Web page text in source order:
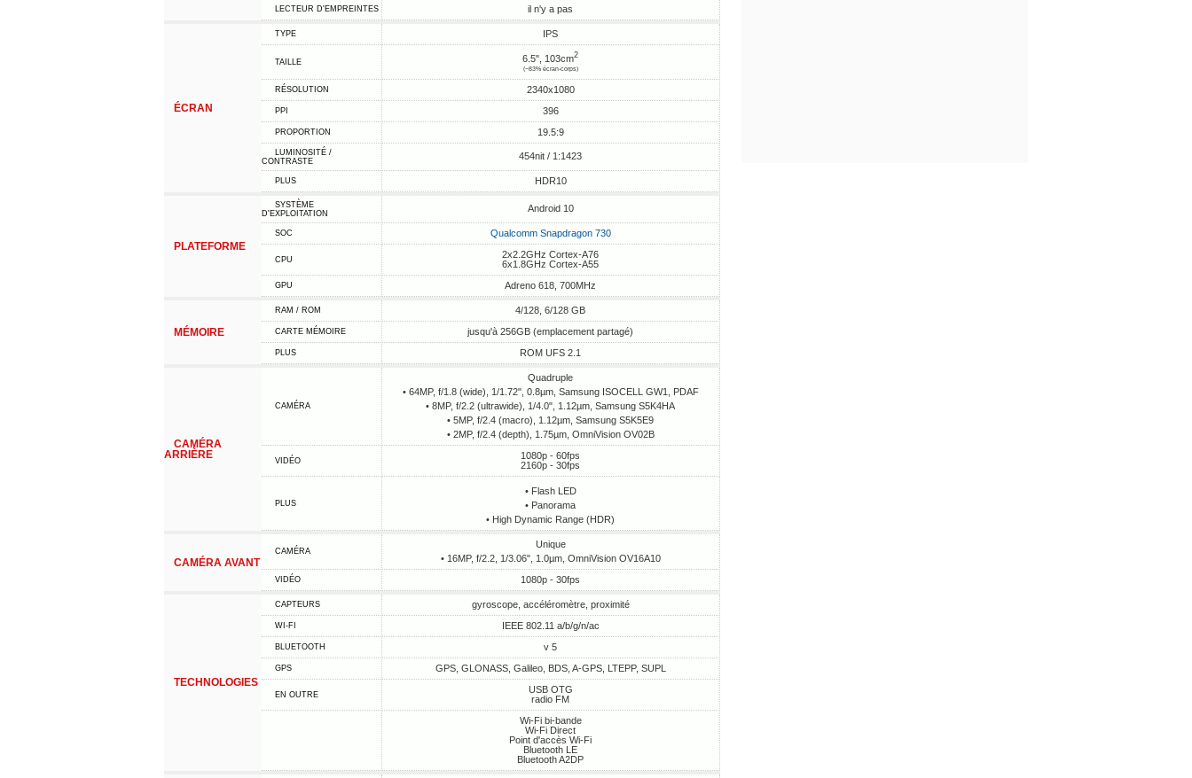
LECTEUR D'EMPREINTES il n'y a pas
ÉCRAN
TYPE IPS
TAILLE 6.5", 103cm2
(~83% écran-corps)
RÉSOLUTION 2340x1080
PPI 396
PROPORTION 19.5:9
LUMINOSITÉ /
CONTRASTE
454nit / 1:1423
PLUS HDR10
PLATEFORME
SYSTÈME
D'EXPLOITATION
Android 10
SOC Qualcomm Snapdragon 730
CPU
2x2.2GHz Cortex-A76
6x1.8GHz Cortex-A55
GPU Adreno 618, 700MHz
MÉMOIRE
RAM / ROM 4/128, 6/128 GB
CARTE MÉMOIRE jusqu'à 256GB (emplacement partagé)
PLUS ROM UFS 2.1
CAMÉRA
ARRIÈRE
CAMÉRA
Quadruple
• 64MP, f/1.8 (wide), 1/1.72", 0.8µm, Samsung ISOCELL GW1, PDAF
• 8MP, f/2.2 (ultrawide), 1/4.0", 1.12µm, Samsung S5K4HA
• 5MP, f/2.4 (macro), 1.12µm, Samsung S5K5E9
• 2MP, f/2.4 (depth), 1.75µm, OmniVision OV02B
VIDÉO
1080p - 60fps
2160p - 30fps
PLUS
• Flash LED
• Panorama
• High Dynamic Range (HDR)
CAMÉRA AVANT
CAMÉRA
Unique
• 16MP, f/2.2, 1/3.06", 1.0µm, OmniVision OV16A10
VIDÉO 1080p - 30fps
TECHNOLOGIES
CAPTEURS gyroscope, accéléromètre, proximité
WI-FI IEEE 802.11 a/b/g/n/ac
BLUETOOTH v 5
GPS GPS, GLONASS, Galileo, BDS, A-GPS, LTEPP, SUPL
EN OUTRE
USB OTG
radio FM
Wi-Fi bi-bande
Wi-Fi Direct
Point d'accès Wi-Fi
Bluetooth LE
Bluetooth A2DP